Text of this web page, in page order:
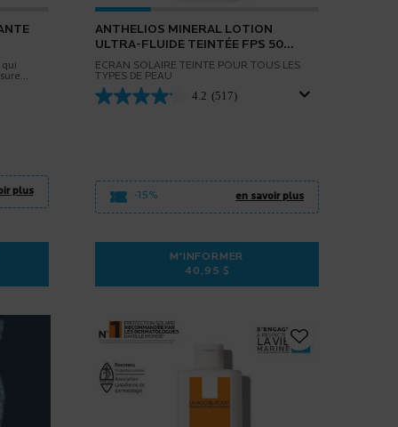
plus
ANTHELIOS MINERAL LOTION
ULTRA-FLUIDE TEINTÉE FPS 50
POUR VISAGE
ÉCRAN SOLAIRE TEINTÉ POUR TOUS LES
TYPES DE PEAU
4.2 (517)
-15% en savoir plus
M'INFORMER
40,95 $